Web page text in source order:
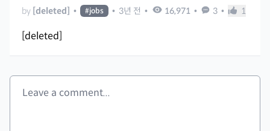
by [deleted] • #jobs • 3년 전 • 16,971 • 3 • 1
[deleted]